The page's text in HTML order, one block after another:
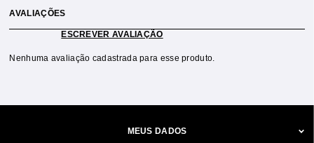
AVALIAÇÕES
ESCREVER AVALIAÇÃO
Nenhuma avaliação cadastrada para esse produto.
MEUS DADOS